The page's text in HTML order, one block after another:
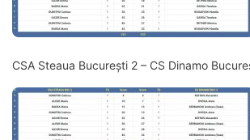
CSA Steaua București 2 – CS Dinamo